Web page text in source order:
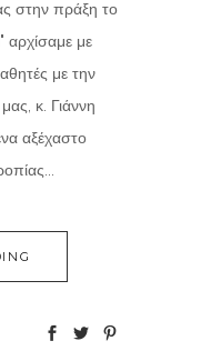
στην πράξη το
αρχίσαμε με
με την
κ. Γιάννη
αξέχαστο